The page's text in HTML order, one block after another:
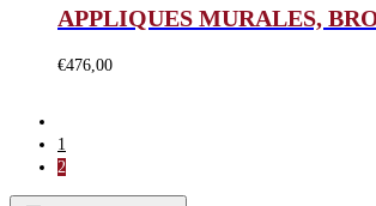
APPLIQUES MURALES,
€476,00
1
2